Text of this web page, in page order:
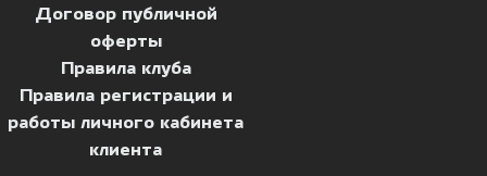
Договор публичной
оферты
Правила клуба
Правила регистрации и
работы личного кабинета
клиента